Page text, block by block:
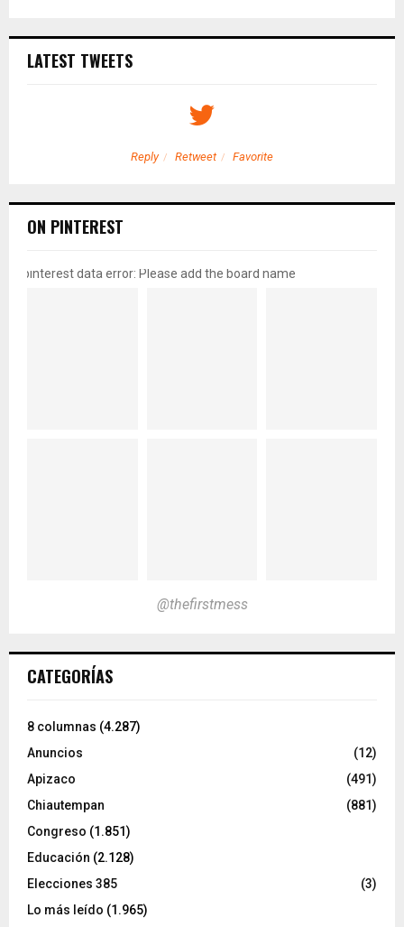
LATEST TWEETS
Reply Retweet Favorite
ON PINTEREST
pinterest data error: Please add the board name
@thefirstmess
CATEGORÍAS
8 columnas (4.287)
Anuncios
(12)
Apizaco
(491)
Chiautempan
(881)
Congreso (1.851)
Educación (2.128)
Elecciones 385
(3)
Lo más leído (1.965)